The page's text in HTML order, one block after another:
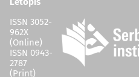
ISSN 3052-
962X
(Online)
ISSN 0943-
2787
(Print)